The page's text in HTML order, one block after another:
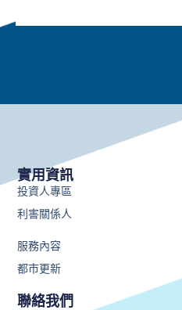
實用資訊
投資人專區
利害關係人
服務內容
都市更新
聯絡我們